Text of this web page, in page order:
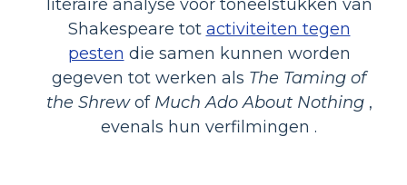
literaire analyse voor toneelstukken van
Shakespeare tot activiteiten tegen
pesten die samen kunnen worden
gegeven tot werken als The Taming of
the Shrewof Much Ado About Nothing,
evenals hun verfilmingen .